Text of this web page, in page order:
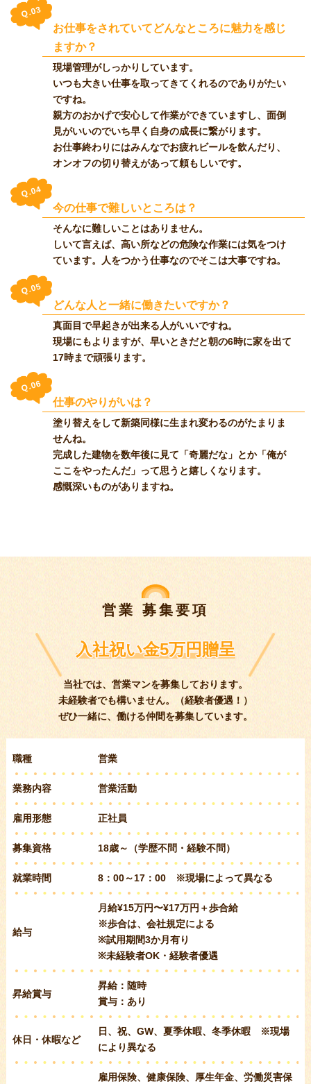
Q.03
お仕事をされていてどんなところに魅力を感じ
ますか？
現場管理がしっかりしています。
いつも大きい仕事を取ってきてくれるのでありがたい
ですね。
親方のおかげで安心して作業ができていますし、面倒
見がいいのでいち早く自身の成長に繋がります。
お仕事終わりにはみんなでお疲れビールを飲んだり、
オンオフの切り替えがあって頼もしいです。
Q.04
今の仕事で難しいところは？
そんなに難しいことはありません。
しいて言えば、高い所などの危険な作業には気をつけ
ています。人をつかう仕事なのでそこは大事ですね。
Q.05
どんな人と一緒に働きたいですか？
真面目で早起きが出来る人がいいですね。
現場にもよりますが、早いときだと朝の6時に家を出て
17時まで頑張ります。
Q.06
仕事のやりがいは？
塗り替えをして新築同様に生まれ変わるのがたまりま
せんね。
完成した建物を数年後に見て「奇麗だな」とか「俺が
ここをやったんだ」って思うと嬉しくなります。
感慨深いものがありますね。
営業 募集要項
入社祝い金5万円贈呈
当社では、営業マンを募集しております。
未経験者でも構いません。（経験者優遇！）
ぜひ一緒に、働ける仲間を募集しています。
職種 営業
業務内容 営業活動
雇用形態 正社員
募集資格 18歳～（学歴不問・経験不問）
就業時間 8：00～17：00 ※現場によって異なる
給与
月給¥15万円〜¥17万円＋歩合給
※歩合は、会社規定による
※試用期間3か月有り
※未経験者OK・経験者優遇
昇給賞与
昇給：随時
賞与：あり
休日・休暇など
日、祝、GW、夏季休暇、冬季休暇 ※現場
により異なる
雇用保険、健康保険、厚生年金、労働災害保